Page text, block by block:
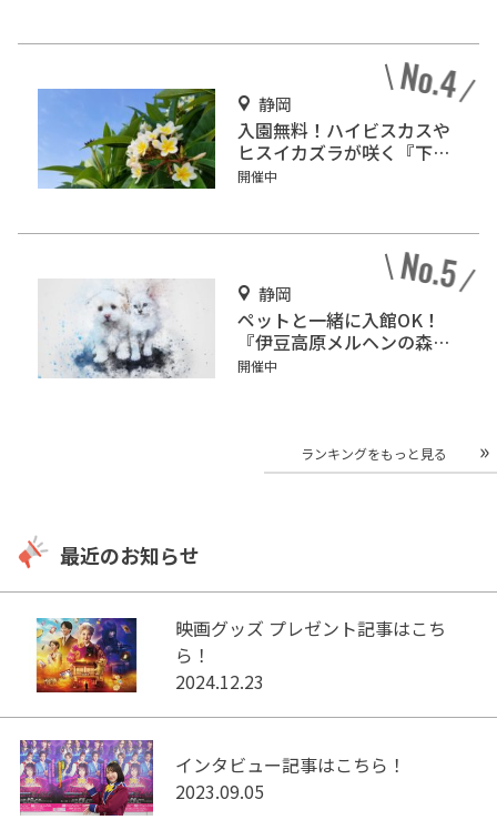
静岡
入園無料！ハイビスカスや
ヒスイカズラが咲く『下賀
茂熱帯植物園』で南国気分
開催中
静岡
ペットと一緒に入館OK！
『伊豆高原メルヘンの森美
術館』をご紹介
開催中
ランキングをもっと見る
最近のお知らせ
映画グッズ プレゼント記事はこち
ら！
2024.12.23
インタビュー記事はこちら！
2023.09.05